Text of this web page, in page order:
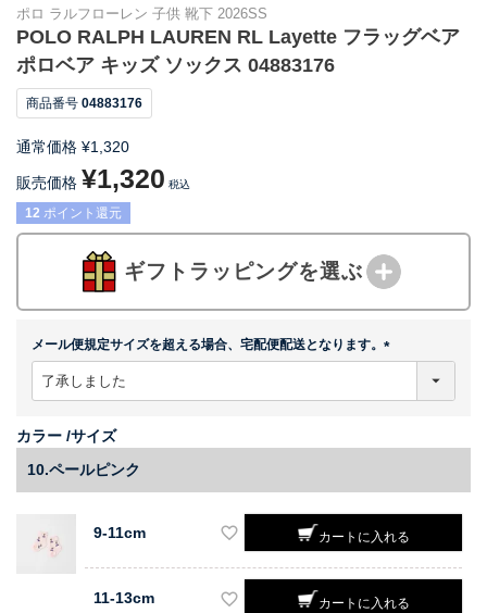
ポロ ラルフローレン 子供 靴下 2026SS
POLO RALPH LAUREN RL Layette フラッグベア
ポロベア キッズ ソックス 04883176
商品番号 04883176
通常価格 ¥1,320
販売価格 ¥1,320 税込
12 ポイント還元
ギフトラッピングを選ぶ
メール便規定サイズを超える場合、宅配便配送となります。
カラー サイズ
10.ペールピンク
9-11cm カートに入れる
11-13cm カートに入れる